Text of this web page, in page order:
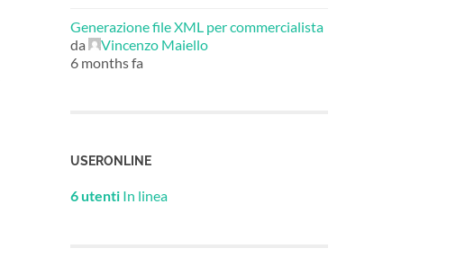
Generazione file XML per commercialista
da
Vincenzo Maiello
6 months fa
USERONLINE
6 utenti In linea